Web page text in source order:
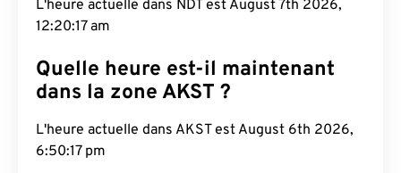
L'heure actuelle dans NDT est August 7th 2026,
12:20:18 am
Quelle heure est-il maintenant
dans la zone AKST ?
L'heure actuelle dans AKST est August 6th 2026,
6:50:18 pm